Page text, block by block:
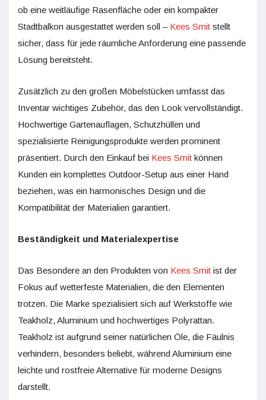
ob eine weitläufige Rasenfläche oder ein kompakter
Stadtbalkon ausgestattet werden soll – Kees Smit stellt
sicher, dass für jede räumliche Anforderung eine passende
Lösung bereitsteht.
Zusätzlich zu den großen Möbelstücken umfasst das
Inventar wichtiges Zubehör, das den Look vervollständigt.
Hochwertige Gartenauflagen, Schutzhüllen und
spezialisierte Reinigungsprodukte werden prominent
präsentiert. Durch den Einkauf bei Kees Smit können
Kunden ein komplettes Outdoor-Setup aus einer Hand
beziehen, was ein harmonisches Design und die
Kompatibilität der Materialien garantiert.
Beständigkeit und Materialexpertise
Das Besondere an den Produkten von Kees Smit ist der
Fokus auf wetterfeste Materialien, die den Elementen
trotzen. Die Marke spezialisiert sich auf Werkstoffe wie
Teakholz, Aluminium und hochwertiges Polyrattan.
Teakholz ist aufgrund seiner natürlichen Öle, die Fäulnis
verhindern, besonders beliebt, während Aluminium eine
leichte und rostfreie Alternative für moderne Designs
darstellt.